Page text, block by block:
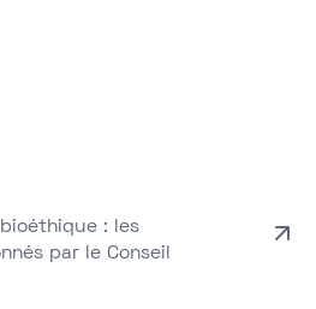
: les
par le Conseil